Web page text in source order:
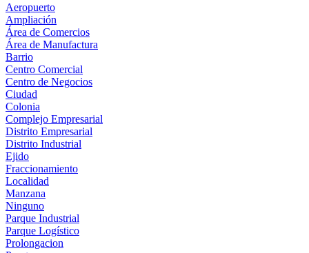
Aeropuerto
Ampliación
Área de Comercios
Área de Manufactura
Barrio
Centro Comercial
Centro de Negocios
Ciudad
Colonia
Complejo Empresarial
Distrito Empresarial
Distrito Industrial
Ejido
Fraccionamiento
Localidad
Manzana
Ninguno
Parque Industrial
Parque Logístico
Prolongacion